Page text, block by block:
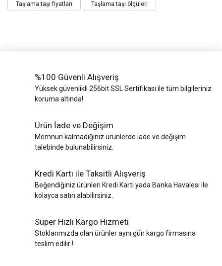
Taşlama taşı fiyatları Taşlama taşı ölçüleri
%100 Güvenli Alışveriş
Yüksek güvenlikli 256bit SSL Sertifikası ile tüm bilgileriniz
koruma altında!
Ürün İade ve Değişim
Memnun kalmadığınız ürünlerde iade ve değişim
talebinde bulunabilirsiniz.
Kredi Kartı ile Taksitli Alışveriş
Beğendiğiniz ürünleri Kredi Kartı yada Banka Havalesi ile
kolayca satın alabilirsiniz.
Süper Hızlı Kargo Hizmeti
Stoklarımızda olan ürünler aynı gün kargo firmasına
teslim edilir !